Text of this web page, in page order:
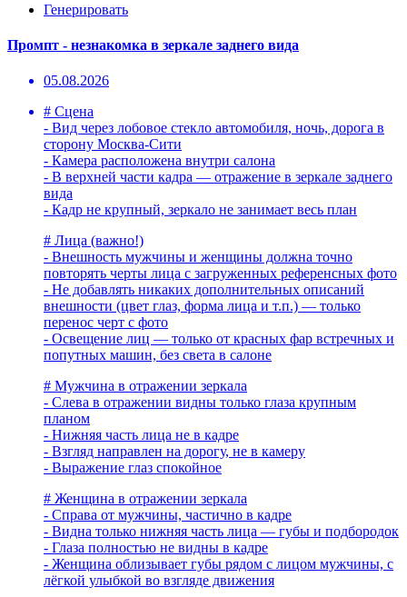
Генерировать
Промпт - незнакомка в зеркале заднего вида
05.08.2026
# Сцена
- Вид через лобовое стекло автомобиля, ночь, дорога в
сторону Москва-Сити
- Камера расположена внутри салона
- В верхней части кадра — отражение в зеркале заднего
вида
- Кадр не крупный, зеркало не занимает весь план
# Лица (важно!)
- Внешность мужчины и женщины должна точно
повторять черты лица с загруженных референсных фото
- Не добавлять никаких дополнительных описаний
внешности (цвет глаз, форма лица и т.п.) — только
перенос черт с фото
- Освещение лиц — только от красных фар встречных и
попутных машин, без света в салоне
# Мужчина в отражении зеркала
- Слева в отражении видны только глаза крупным
планом
- Нижняя часть лица не в кадре
- Взгляд направлен на дорогу, не в камеру
- Выражение глаз спокойное
# Женщина в отражении зеркала
- Справа от мужчины, частично в кадре
- Видна только нижняя часть лица — губы и подбородок
- Глаза полностью не видны в кадре
- Женщина облизывает губы рядом с лицом мужчины, с
лёгкой улыбкой во взгляде движения